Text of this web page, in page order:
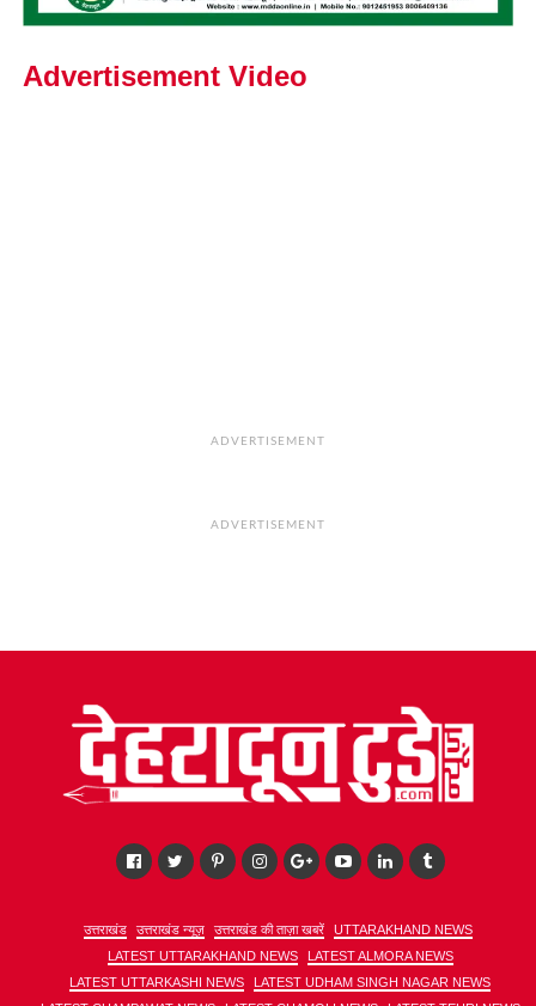
Advertisement Video
ADVERTISEMENT
ADVERTISEMENT
उत्तराखंड उत्तराखंड न्यूज़ उत्तराखंड की ताज़ा खबरें
UTTARAKHAND NEWS
LATEST UTTARAKHAND NEWS
LATEST ALMORA NEWS
LATEST UTTARKASHI NEWS
LATEST UDHAM SINGH NAGAR NEWS